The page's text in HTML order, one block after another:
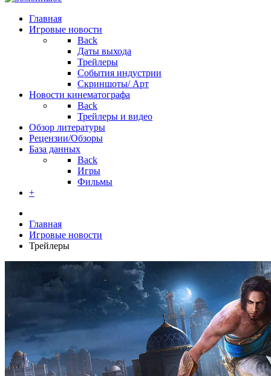
Главная
Игровые новости
Back
Даты выхода
Трейлеры
События индустрии
Скриншоты/ Арт
Новости кинематографа
Back
Трейлеры и видео
Обзор литературы
Рецензии/Обзоры
База данных
Back
Игры
Фильмы
+
Главная
Игровые новости
Трейлеры